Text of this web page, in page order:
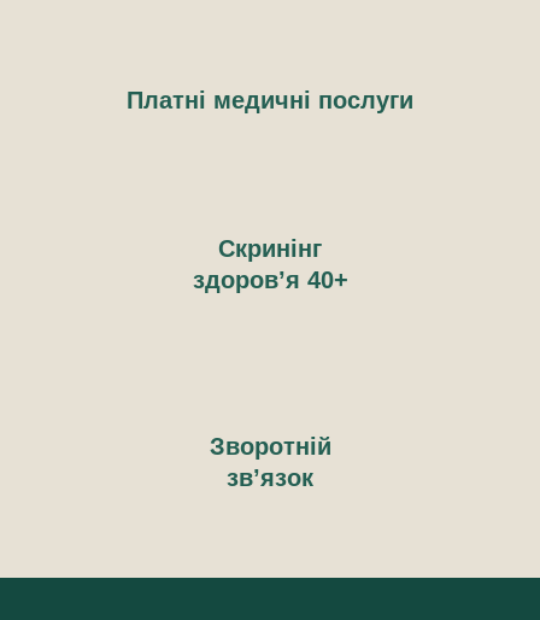
Платні медичні послуги
Скринінг
здоров’я 40+
Зворотній
зв’язок